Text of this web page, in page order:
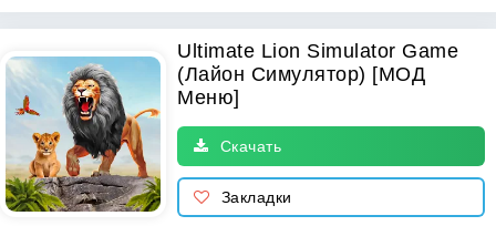
Ultimate Lion Simulator Game
(Лайон Симулятор) [МОД
Меню]
Скачать
Закладки